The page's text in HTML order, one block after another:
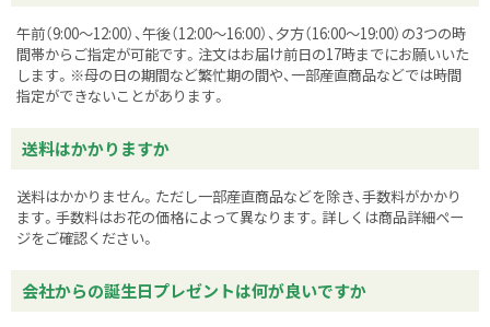
午前（9:00～12:00）、午後（12:00～16:00）、夕方（16:00～19:00）の3つの時
間帯からご指定が可能です。注文はお届け前日の17時までにお願いいた
します。※母の日の期間など繁忙期の間や、一部産直商品などでは時間
指定ができないことがあります。
送料はかかりますか
送料はかかりません。ただし一部産直商品などを除き、手数料がかかり
ます。手数料はお花の価格によって異なります。詳しくは商品詳細ペー
ジをご確認ください。
会社からの誕生日プレゼントは何が良いですか